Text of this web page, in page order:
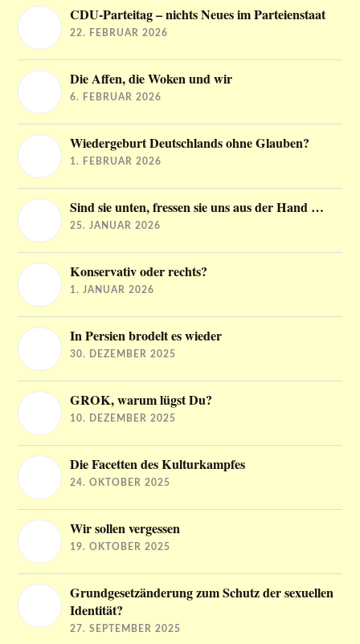
CDU-Parteitag – nichts Neues im Parteienstaat
22. FEBRUAR 2026
Die Affen, die Woken und wir
6. FEBRUAR 2026
Wiedergeburt Deutschlands ohne Glauben?
1. FEBRUAR 2026
Sind sie unten, fressen sie uns aus der Hand …
25. JANUAR 2026
Konservativ oder rechts?
1. JANUAR 2026
In Persien brodelt es wieder
30. DEZEMBER 2025
GROK, warum lügst Du?
10. DEZEMBER 2025
Die Facetten des Kulturkampfes
24. OKTOBER 2025
Wir sollen vergessen
19. OKTOBER 2025
Grundgesetzänderung zum Schutz der sexuellen
Identität?
27. SEPTEMBER 2025